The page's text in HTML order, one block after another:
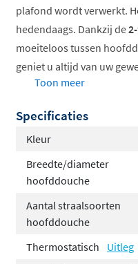
plafond wordt verwerkt.
hedendaags. Dankzij de
moeiteloos tussen
geniet u altijd van uw
temperatuur regelt u
Stel de set volledig
Keuze uit 6 kleuren
uw interieur
Keuze uit 3
Toon meer
Specificaties
Kleur
Breedte/diameter
hoofddouche
Aantal straalsoorten
hoofddouche
Thermostatisch
Uitleg